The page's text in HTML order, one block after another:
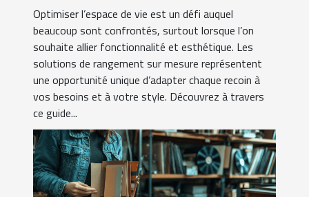
Optimiser l’espace de vie est un défi auquel
beaucoup sont confrontés, surtout lorsque l’on
souhaite allier fonctionnalité et esthétique. Les
solutions de rangement sur mesure représentent
une opportunité unique d’adapter chaque recoin à
vos besoins et à votre style. Découvrez à travers
ce guide...